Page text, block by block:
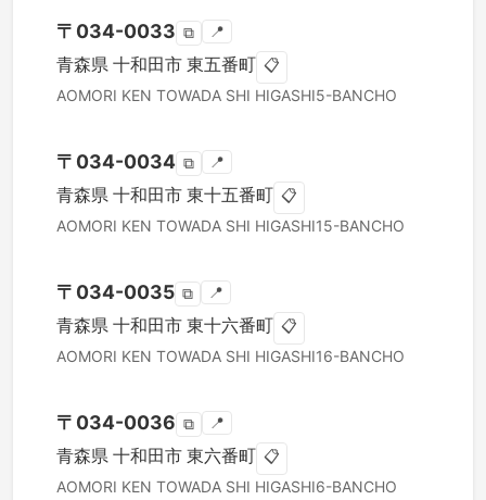
〒 034-0033 ⧉ 📍
青森県 十和田市 東五番町 📋
AOMORI KEN TOWADA SHI HIGASHI5-BANCHO
〒 034-0034 ⧉ 📍
青森県 十和田市 東十五番町 📋
AOMORI KEN TOWADA SHI HIGASHI15-BANCHO
〒 034-0035 ⧉ 📍
青森県 十和田市 東十六番町 📋
AOMORI KEN TOWADA SHI HIGASHI16-BANCHO
〒 034-0036 ⧉ 📍
青森県 十和田市 東六番町 📋
AOMORI KEN TOWADA SHI HIGASHI6-BANCHO